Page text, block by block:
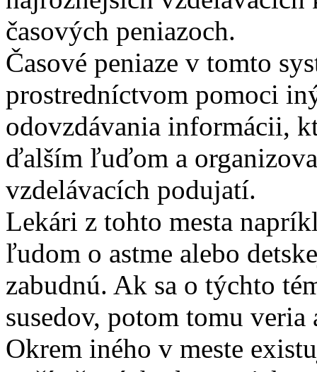
časových peniazoch.
Časové peniaze v tomto
prostredníctvom pomoci
odovzdávania informácii,
ďalším ľuďom a
vzdelávacích podujatí.
Lekári z tohto mesta
ľudom o astme alebo
zabudnú. Ak sa o týchto
susedov, potom tomu veria
Okrem iného v meste